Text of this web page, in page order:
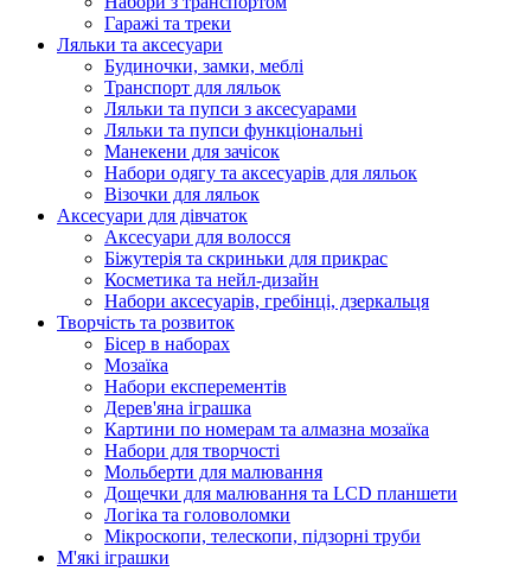
Гаражі та треки
Ляльки та аксесуари
Будиночки, замки, меблі
Транспорт для ляльок
Ляльки та пупси з аксесуарами
Ляльки та пупси функціональні
Манекени для зачісок
Набори одягу та аксесуарів для ляльок
Візочки для ляльок
Аксесуари для дівчаток
Аксесуари для волосся
Біжутерія та скриньки для прикрас
Косметика та нейл-дизайн
Набори аксесуарів, гребінці, дзеркальця
Творчість та розвиток
Бісер в наборах
Мозаїка
Набори експерементів
Дерев'яна іграшка
Картини по номерам та алмазна мозаїка
Набори для творчості
Мольберти для малювання
Дощечки для малювання та LCD планшети
Логіка та головоломки
Мікроскопи, телескопи, підзорні труби
М'які іграшки